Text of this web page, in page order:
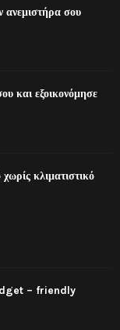
ανεμιστήρα σου
και εξοικονόμησε
κλιματιστικό
– friendly